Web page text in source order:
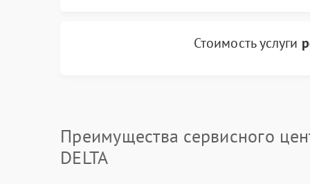
Стоимость услуги
Преимущества сервисного
DELTA